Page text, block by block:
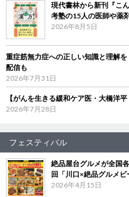
現代書林から新刊『こ
考塾の15人の医師や薬
2026年8月5日
重症筋無力症への正しい知識と理解
配信も
2026年7月31日
【がんを生きる緩和ケア医・大橋洋
2026年7月28日
フェスティバル
絶品屋台グルメが全国
回「川口×絶品グルメ
2026年4月15日